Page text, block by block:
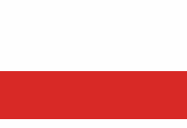
η Βίκυ Σωκρ. Γερασίμου